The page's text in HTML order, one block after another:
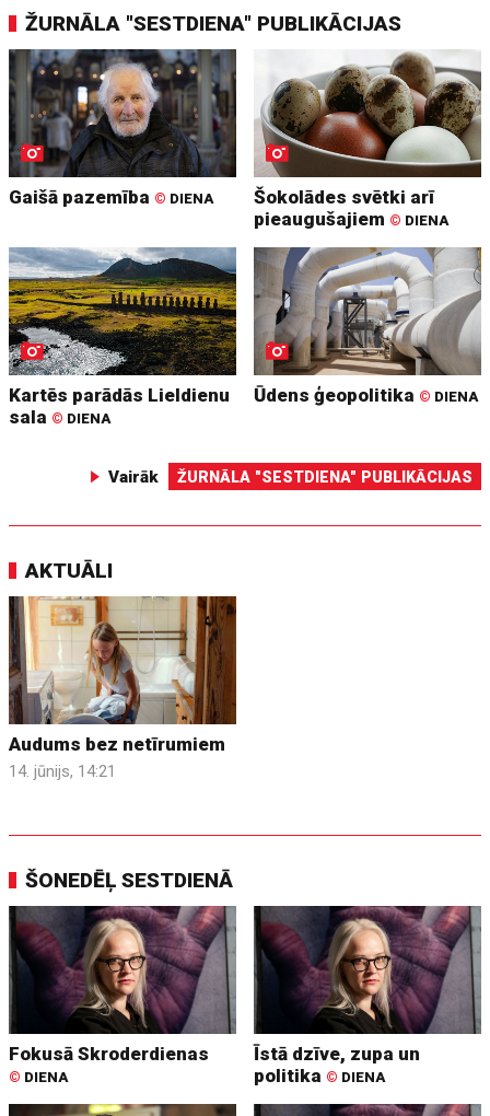
ŽURNĀLA "SESTDIENA" PUBLIKĀCIJAS
Gaišā pazemība © DIENA
Šokolādes svētki arī
pieaugušajiem © DIENA
Kartēs parādās Lieldienu
sala © DIENA
Ūdens ģeopolitika © DIENA
Vairāk ŽURNĀLA "SESTDIENA" PUBLIKĀCIJAS
AKTUĀLI
Audums bez netīrumiem
14. jūnijs, 14:21
ŠONEDĒĻ SESTDIENĀ
Fokusā Skroderdienas
© DIENA
Īstā dzīve, zupa un
politika © DIENA